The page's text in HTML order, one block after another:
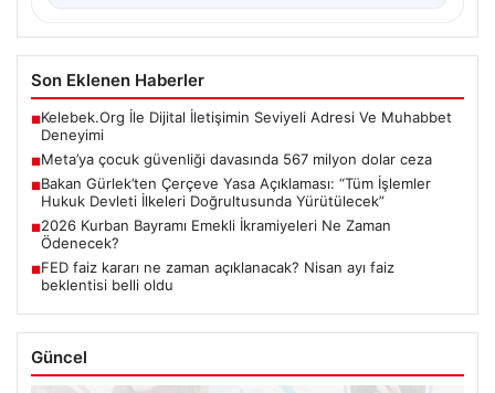
Son Eklenen Haberler
■Kelebek.Org İle Dijital İletişimin Seviyeli Adresi Ve Muhabbet
Deneyimi
■Meta’ya çocuk güvenliği davasında 567 milyon dolar ceza
■Bakan Gürlek’ten Çerçeve Yasa Açıklaması: “Tüm İşlemler
Hukuk Devleti İlkeleri Doğrultusunda Yürütülecek”
■2026 Kurban Bayramı Emekli İkramiyeleri Ne Zaman
Ödenecek?
■FED faiz kararı ne zaman açıklanacak? Nisan ayı faiz
beklentisi belli oldu
Güncel